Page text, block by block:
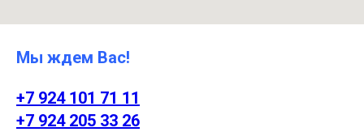
Мы ждем Вас!
+7 924 101 71 11
+7 924 205 33 26